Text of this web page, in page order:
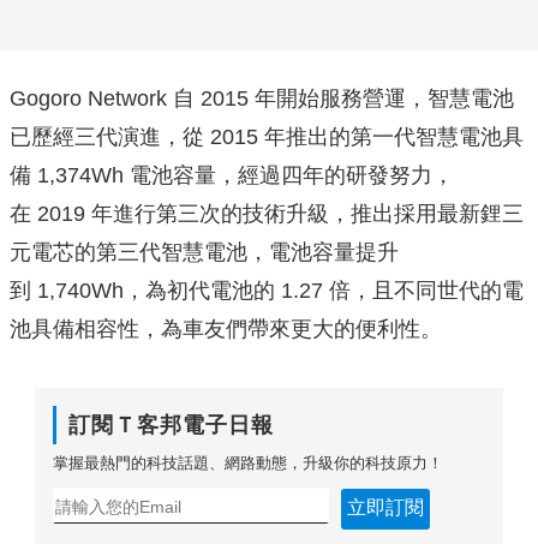
Gogoro Network 自 2015 年開始服務營運，智慧電池
已歷經三代演進，從 2015 年推出的第一代智慧電池具
備 1,374Wh 電池容量，經過四年的研發努力，
在 2019 年進行第三次的技術升級，推出採用最新鋰三
元電芯的第三代智慧電池，電池容量提升
到 1,740Wh，為初代電池的 1.27 倍，且不同世代的電
池具備相容性，為車友們帶來更大的便利性。
訂閱Ｔ客邦電子日報
掌握最熱門的科技話題、網路動態，升級你的科技原力！
立即訂閱